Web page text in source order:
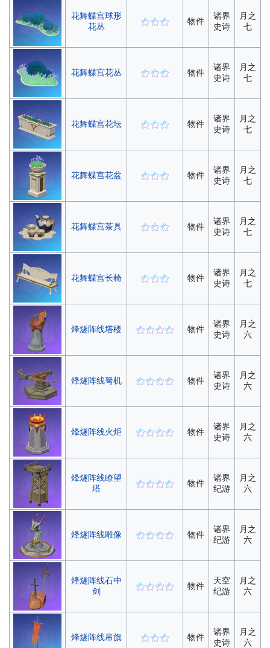
花舞蝶宫球形
花丛
物件
诸界
史诗
月之
七
花舞蝶宫花丛 物件
诸界
史诗
月之
七
花舞蝶宫花坛 物件
诸界
史诗
月之
七
花舞蝶宫花盆 物件
诸界
史诗
月之
七
花舞蝶宫茶具 物件
诸界
史诗
月之
七
花舞蝶宫长椅 物件
诸界
史诗
月之
七
烽燧阵线塔楼 物件
诸界
史诗
月之
六
烽燧阵线弩机 物件
诸界
史诗
月之
六
烽燧阵线火炬 物件
诸界
史诗
月之
六
烽燧阵线瞭望
塔
物件
诸界
纪游
月之
六
烽燧阵线雕像 物件
诸界
纪游
月之
六
烽燧阵线石中
剑
物件
天空
纪游
月之
六
烽燧阵线吊旗 物件
诸界
史诗
月之
六